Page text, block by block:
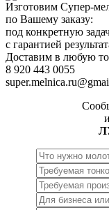
Изготовим Супер-
по Вашему заказу:
под конкретную
с гарантией
Доставим в любую
8 920 443 0055